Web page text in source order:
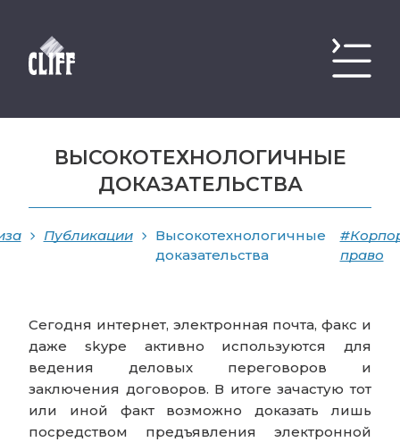
ВЫСОКОТЕХНОЛОГИЧНЫЕ
ДОКАЗАТЕЛЬСТВА
Публикации
Высокотехнологичные
доказательства
право
Сегодня интернет, электронная почта, факс и
даже skype активно используются для
ведения деловых переговоров и
заключения договоров. В итоге зачастую тот
или иной факт возможно доказать лишь
посредством предъявления электронной